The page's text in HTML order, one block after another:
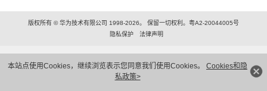
本站点使用Cookies，继续浏览表示您同意我们使用Cookies。 Cookies和隐
私政策>
版权所有 © 华为技术有限公司 1998-2026。 保留一切权利。粤A2-20044005号
隐私保护
法律声明